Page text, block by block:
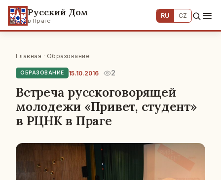
Русский Дом
в Праге
RU CZ
Главная · Образование
ОБРАЗОВАНИЕ 15.10.2016 2
Встреча русскоговорящей
молодежи «Привет, студент»
в РЦНК в Праге